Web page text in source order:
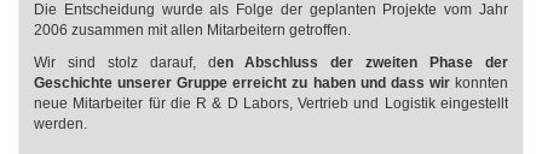
Die Entscheidung wurde als Folge der geplanten Projekte vom Jahr
2006 zusammen mit allen Mitarbeitern getroffen.
Wir sind stolz darauf, den Abschluss der zweiten Phase der
Geschichte unserer Gruppe erreicht zu haben und dass wir konnten
neue Mitarbeiter für die R & D Labors, Vertrieb und Logistik eingestellt
werden.